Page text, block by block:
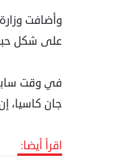
على شكل
في وقت
جان كاسيا،
اقرأ أيضا: